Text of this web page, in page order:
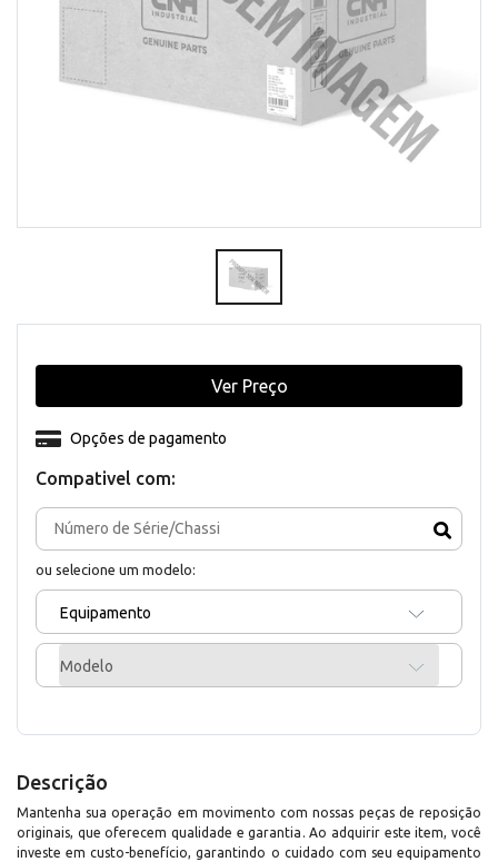
Compativel com:
ou selecione um modelo:
Equipamento
Modelo
Opções de pagamento
Ver Preço
Descrição
Mantenha sua operação em movimento com nossas peças de reposição
originais, que oferecem qualidade e garantia. Ao adquirir este item, você
investe em custo-benefício, garantindo o cuidado com seu equipamento